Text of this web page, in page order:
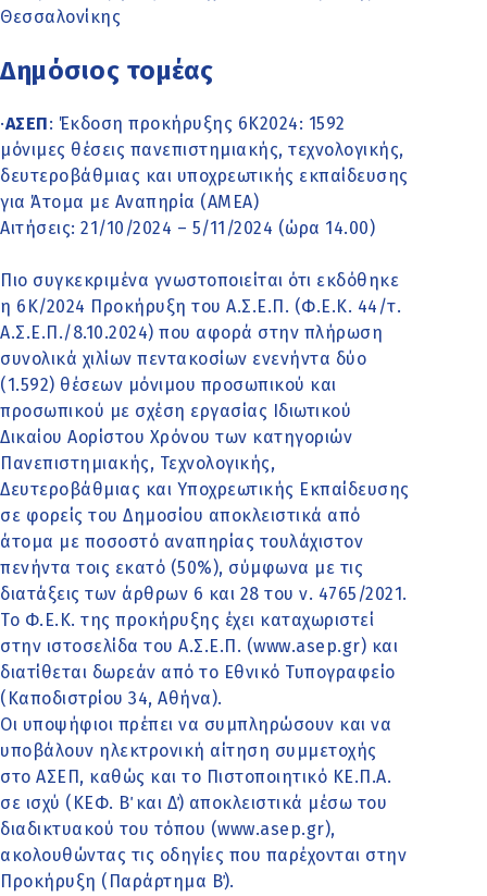
Θεσσαλονίκης
Δημόσιος τομέας
·ΑΣΕΠ: Έκδοση προκήρυξης 6Κ2024: 1592
μόνιμες θέσεις πανεπιστημιακής, τεχνολογικής,
δευτεροβάθμιας και υποχρεωτικής εκπαίδευσης
για Άτομα με Αναπηρία (ΑΜΕΑ)
Αιτήσεις: 21/10/2024 – 5/11/2024 (ώρα 14.00)
Πιο συγκεκριμένα γνωστοποιείται ότι εκδόθηκε
η 6Κ/2024 Προκήρυξη του Α.Σ.Ε.Π. (Φ.Ε.Κ. 44/τ.
Α.Σ.Ε.Π./8.10.2024) που αφορά στην πλήρωση
συνολικά χιλίων πεντακοσίων ενενήντα δύο
(1.592) θέσεων μόνιμου προσωπικού και
προσωπικού με σχέση εργασίας Ιδιωτικού
Δικαίου Αορίστου Χρόνου των κατηγοριών
Πανεπιστημιακής, Τεχνολογικής,
Δευτεροβάθμιας και Υποχρεωτικής Εκπαίδευσης
σε φορείς του Δημοσίου αποκλειστικά από
άτομα με ποσοστό αναπηρίας τουλάχιστον
πενήντα τοις εκατό (50%), σύμφωνα με τις
διατάξεις των άρθρων 6 και 28 του ν. 4765/2021.
Το Φ.Ε.Κ. της προκήρυξης έχει καταχωριστεί
στην ιστοσελίδα του Α.Σ.Ε.Π. (www.asep.gr) και
διατίθεται δωρεάν από το Εθνικό Τυπογραφείο
(Καποδιστρίου 34, Αθήνα).
Οι υποψήφιοι πρέπει να συμπληρώσουν και να
υποβάλουν ηλεκτρονική αίτηση συμμετοχής
στο ΑΣΕΠ, καθώς και το Πιστοποιητικό ΚΕ.Π.Α.
σε ισχύ (ΚΕΦ. Β΄ και Δ΄) αποκλειστικά μέσω του
διαδικτυακού του τόπου (www.asep.gr),
ακολουθώντας τις οδηγίες που παρέχονται στην
Προκήρυξη (Παράρτημα Β΄).